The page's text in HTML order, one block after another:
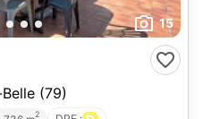
15
(79)
2